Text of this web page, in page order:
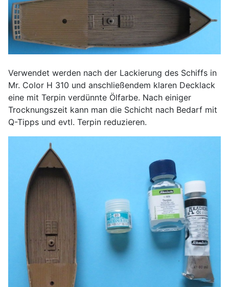
Verwendet werden nach der Lackierung des Schiffs in
Mr. Color H 310 und anschließendem klaren Decklack
eine mit Terpin verdünnte Ölfarbe. Nach einiger
Trocknungszeit kann man die Schicht nach Bedarf mit
Q-Tipps und evtl. Terpin reduzieren.